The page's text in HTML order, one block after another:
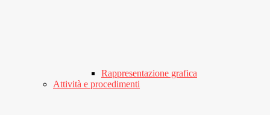
Rappresentazione grafica
Attività e procedimenti